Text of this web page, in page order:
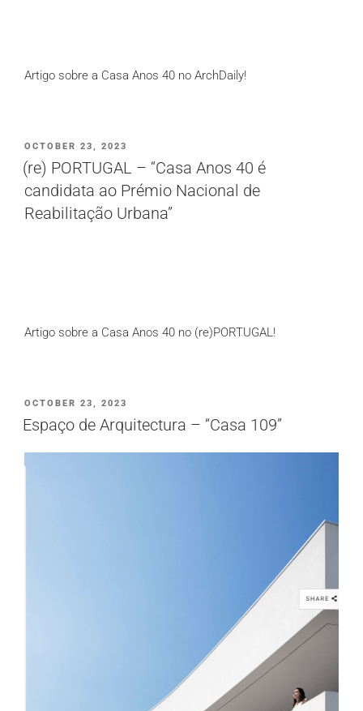
Artigo sobre a Casa Anos 40 no ArchDaily!
PUBLICADO
EM
OCTOBER 23, 2023
(re) PORTUGAL – “Casa Anos 40 é
candidata ao Prémio Nacional de
Reabilitação Urbana”
Artigo sobre a Casa Anos 40 no (re)PORTUGAL!
PUBLICADO
EM
OCTOBER 23, 2023
Espaço de Arquitectura – “Casa 109”